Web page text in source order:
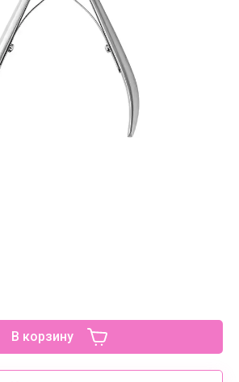
В корзину